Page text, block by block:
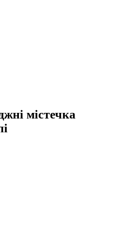
містечка